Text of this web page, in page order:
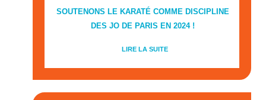
SOUTENONS LE KARATÉ COMME DISCIPLINE
DES JO DE PARIS EN 2024 !
LIRE LA SUITE